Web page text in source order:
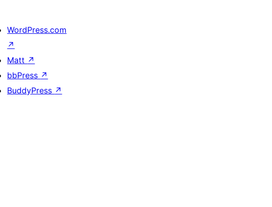
WordPress.com
↗
Matt ↗
bbPress ↗
BuddyPress ↗